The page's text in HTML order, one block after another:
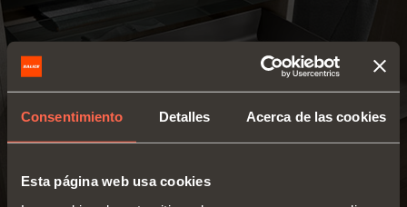
Consentimiento Detalles Acerca de las cookies
Esta página web usa cookies